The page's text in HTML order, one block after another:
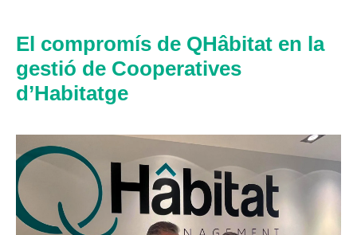
El compromís de QHâbitat en la
gestió de Cooperatives
d’Habitatge